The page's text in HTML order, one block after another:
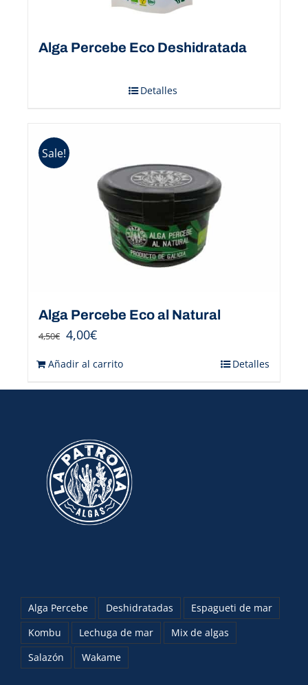
Alga Percebe Eco Deshidratada
Detalles
Sale!
Alga Percebe Eco al Natural
4,50€ 4,00€
Añadir al carrito Detalles
Alga Percebe Deshidratadas
Espagueti de mar
Kombu
Lechuga de mar
Mix de algas
Salazón
Wakame